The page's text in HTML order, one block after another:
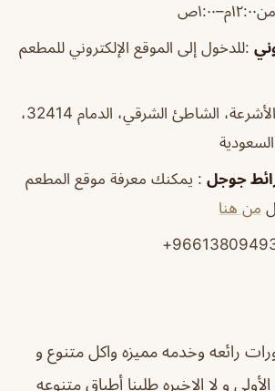
:للدخول إلى الموقع الإلكتروني للمطعم
:شارع الأشرعة، الشاطئ الشرقي، الدمام 32414،
السعودية
جوجل : يمكنك معرفة موقع المطعم
من هنا
رائعه وخدمه مميزه واكل متنوع و
و لا الاخيره طلبنا أطباق متنوعه